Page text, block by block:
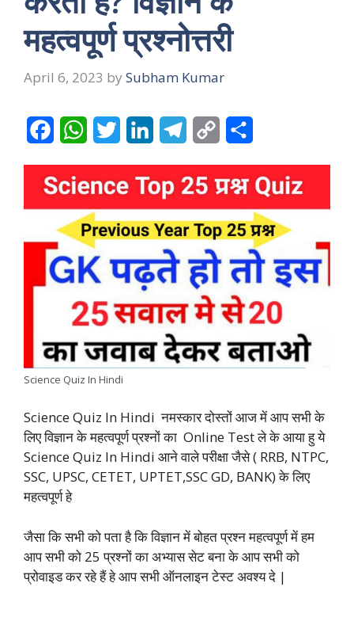
महत्वपूर्ण प्रश्नोत्तरी
April 6, 2023 by Subham Kumar
c
e
b
o
W
a
t
s
A
p
i
t
t
e
n
k
e
d
n
l
e
g
r
a
m
p
y
L
i
k
a
r
e
Science Quiz In Hindi
Science Quiz In Hindi नमस्कार दोस्तों आज में आप सभी के
लिए विज्ञान के महत्वपूर्ण प्रश्नों का Online Test ले के आया हु ये
Science Quiz In Hindi आने वाले परीक्षा जैसे ( RRB, NTPC,
SSC, UPSC, CETET, UPTET,SSC GD, BANK) के लिए
महत्वपूर्ण हे
जैसा कि सभी को पता है कि विज्ञान में बोहत प्रश्न महत्वपूर्ण में हम
आप सभी को 25 प्रश्नों का अभ्यास सेट बना के आप सभी को
प्रोवाइड कर रहे हैं हे आप सभी ऑनलाइन टेस्ट अवश्य दे |